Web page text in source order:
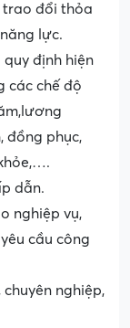
trao đổi thỏa
lực.
quy định hiện
các chế độ
đồng phục,
dẫn.
nghiệp vụ,
cầu công
nghiệp,